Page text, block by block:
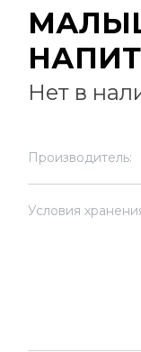
Нет в
Производитель:
Условия